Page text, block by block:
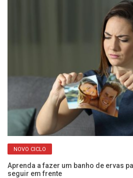
NOVO CICLO
Aprenda a fazer um banho de ervas
seguir em frente